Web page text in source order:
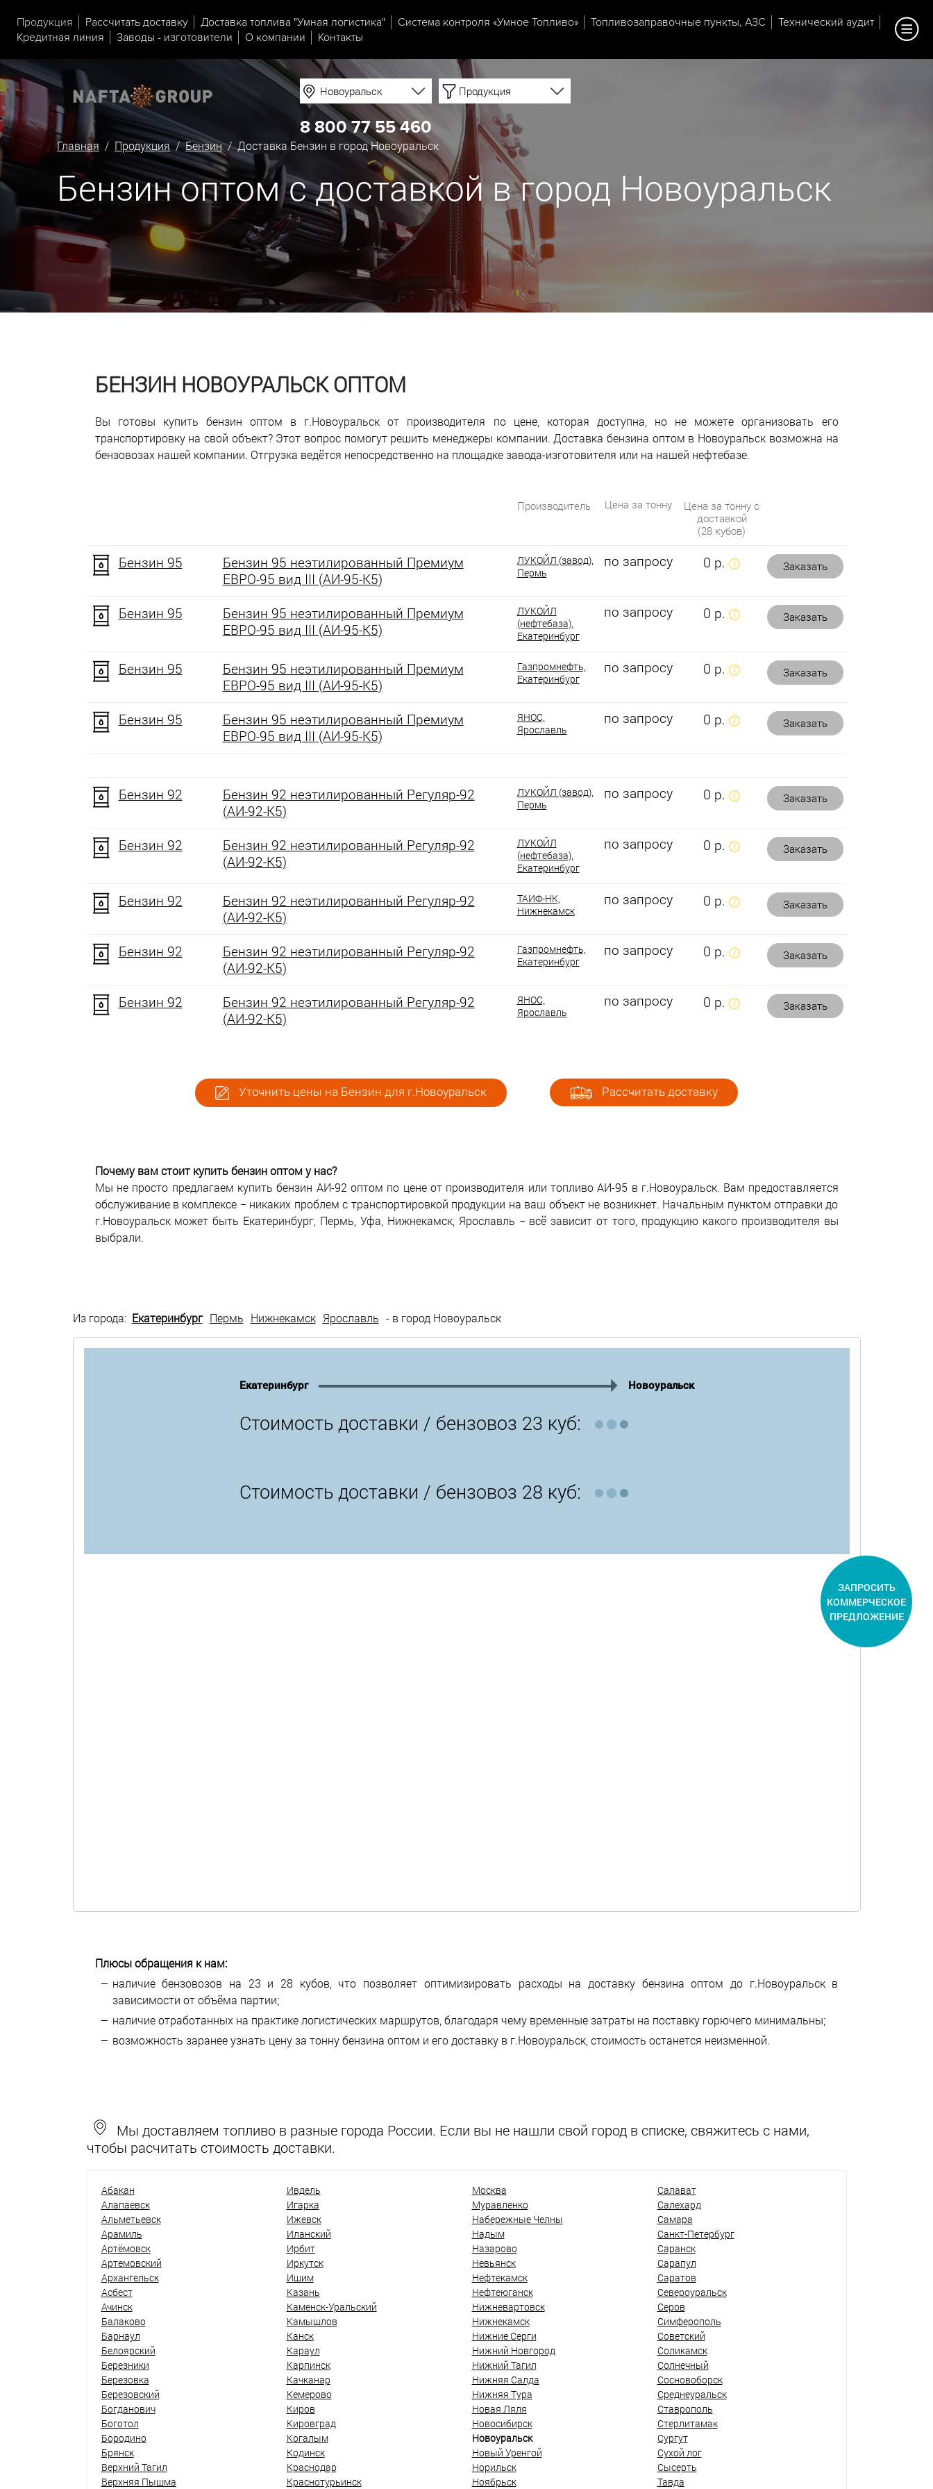
Продукция Рассчитать доставку Доставка топлива "Умная логистика" Система контроля «Умное Топливо» Топливозаправочные пункты, АЗС
Технический аудит
Кредитная линия
Заводы - изготовители О компании Контакты
Новоуральск Продукция
8 800 77 55 460
Главная / Продукция/Бензин/ Доставка Бензин в город Новоуральск
Бензин оптом с доставкой в город Новоуральск
БЕНЗИН НОВОУРАЛЬСК ОПТОМ
Вы готовы купить бензин оптом в г.Новоуральск от производителя по цене, которая доступна, но не можете организовать его
транспортировку на свой объект? Этот вопрос помогут решить менеджеры компании. Доставка бензина оптом в Новоуральск возможна на
бензовозах нашей компании. Отгрузка ведётся непосредственно на площадке завода-изготовителя или на нашей нефтебазе.
Производитель Цена за тонну
Цена за тонну с
доставкой
(28 кубов)
Бензин 95
Бензин 95 неэтилированный Премиум
ЕВРО-95 вид III (АИ-95-К5)
ЛУКОЙЛ (завод),
Пермь
по запросу 0 р. Заказать
Бензин 95
Бензин 95 неэтилированный Премиум
ЕВРО-95 вид III (АИ-95-К5)
ЛУКОЙЛ
(нефтебаза),
Екатеринбург
по запросу 0 р. Заказать
Бензин 95
Бензин 95 неэтилированный Премиум
ЕВРО-95 вид III (АИ-95-К5)
Газпромнефть,
Екатеринбург
по запросу 0 р. Заказать
Бензин 95
Бензин 95 неэтилированный Премиум
ЕВРО-95 вид III (АИ-95-К5)
ЯНОС,
Ярославль
по запросу 0 р. Заказать
Бензин 92
Бензин 92 неэтилированный Регуляр-92
(АИ-92-К5)
ЛУКОЙЛ (завод),
Пермь
по запросу 0 р. Заказать
Бензин 92
Бензин 92 неэтилированный Регуляр-92
(АИ-92-К5)
ЛУКОЙЛ
(нефтебаза),
Екатеринбург
по запросу 0 р. Заказать
Бензин 92
Бензин 92 неэтилированный Регуляр-92
(АИ-92-К5)
ТАИФ-НК,
Нижнекамск
по запросу 0 р. Заказать
Бензин 92
Бензин 92 неэтилированный Регуляр-92
(АИ-92-К5)
Газпромнефть,
Екатеринбург
по запросу 0 р. Заказать
Бензин 92
Бензин 92 неэтилированный Регуляр-92
(АИ-92-К5)
ЯНОС,
Ярославль
по запросу 0 р. Заказать
Уточнить цены на Бензин для г.Новоуральск Рассчитать доставку
Почему вам стоит купить бензин оптом у нас?
Мы не просто предлагаем купить бензин АИ-92 оптом по цене от производителя или топливо АИ-95 в г.Новоуральск. Вам предоставляется
обслуживание в комплексе − никаких проблем с транспортировкой продукции на ваш объект не возникнет. Начальным пунктом отправки до
г.Новоуральск может быть Екатеринбург, Пермь, Уфа, Нижнекамск, Ярославль − всё зависит от того, продукцию какого производителя вы
выбрали.
Из города: Екатеринбург Пермь Нижнекамск Ярославль - в город Новоуральск
Екатеринбург Новоуральск
Стоимость доставки / бензовоз 23 куб:
Стоимость доставки / бензовоз 28 куб:
Плюсы обращения к нам:
наличие бензовозов на 23 и 28 кубов, что позволяет оптимизировать расходы на доставку бензина оптом до г.Новоуральск в
зависимости от объёма партии;
наличие отработанных на практике логистических маршрутов, благодаря чему временные затраты на поставку горючего минимальны;
возможность заранее узнать цену за тонну бензина оптом и его доставку в г.Новоуральск, стоимость останется неизменной.
Мы доставляем топливо в разные города России. Если вы не нашли свой город в списке, свяжитесь с нами,
чтобы расчитать стоимость доставки.
Абакан
Алапаевск
Альметьевск
Арамиль
Артёмовск
Артемовский
Архангельск
Асбест
Ачинск
Балаково
Барнаул
Белоярский
Березники
Березовка
Березовский
Богданович
Боготол
Бородино
Брянск
Верхний Тагил
Верхняя Пышма
Ивдель
Игарка
Ижевск
Иланский
Ирбит
Иркутск
Ишим
Казань
Каменск-Уральский
Камышлов
Канск
Караул
Карпинск
Качканар
Кемерово
Киров
Кировград
Когалым
Кодинск
Краснодар
Краснотурьинск
Москва
Муравленко
Набережные Челны
Надым
Назарово
Невьянск
Нефтекамск
Нефтеюганск
Нижневартовск
Нижнекамск
Нижние Серги
Нижний Новгород
Нижний Тагил
Нижняя Салда
Нижняя Тура
Новая Ляля
Новосибирск
Новоуральск
Новый Уренгой
Норильск
Ноябрьск
Салават
Салехард
Самара
Санкт-Петербург
Саранск
Сарапул
Саратов
Североуральск
Серов
Симферополь
Советский
Соликамск
Солнечный
Сосновоборск
Среднеуральск
Ставрополь
Стерлитамак
Сургут
Сухой лог
Сысерть
Тавда
ЗАПРОСИТЬ
КОММЕРЧЕСКОЕ
ПРЕДЛОЖЕНИЕ